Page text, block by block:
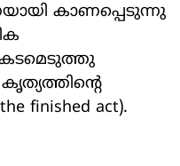
കാണപ്പെടുന്നു
കടമെടുത്തു
finished act).